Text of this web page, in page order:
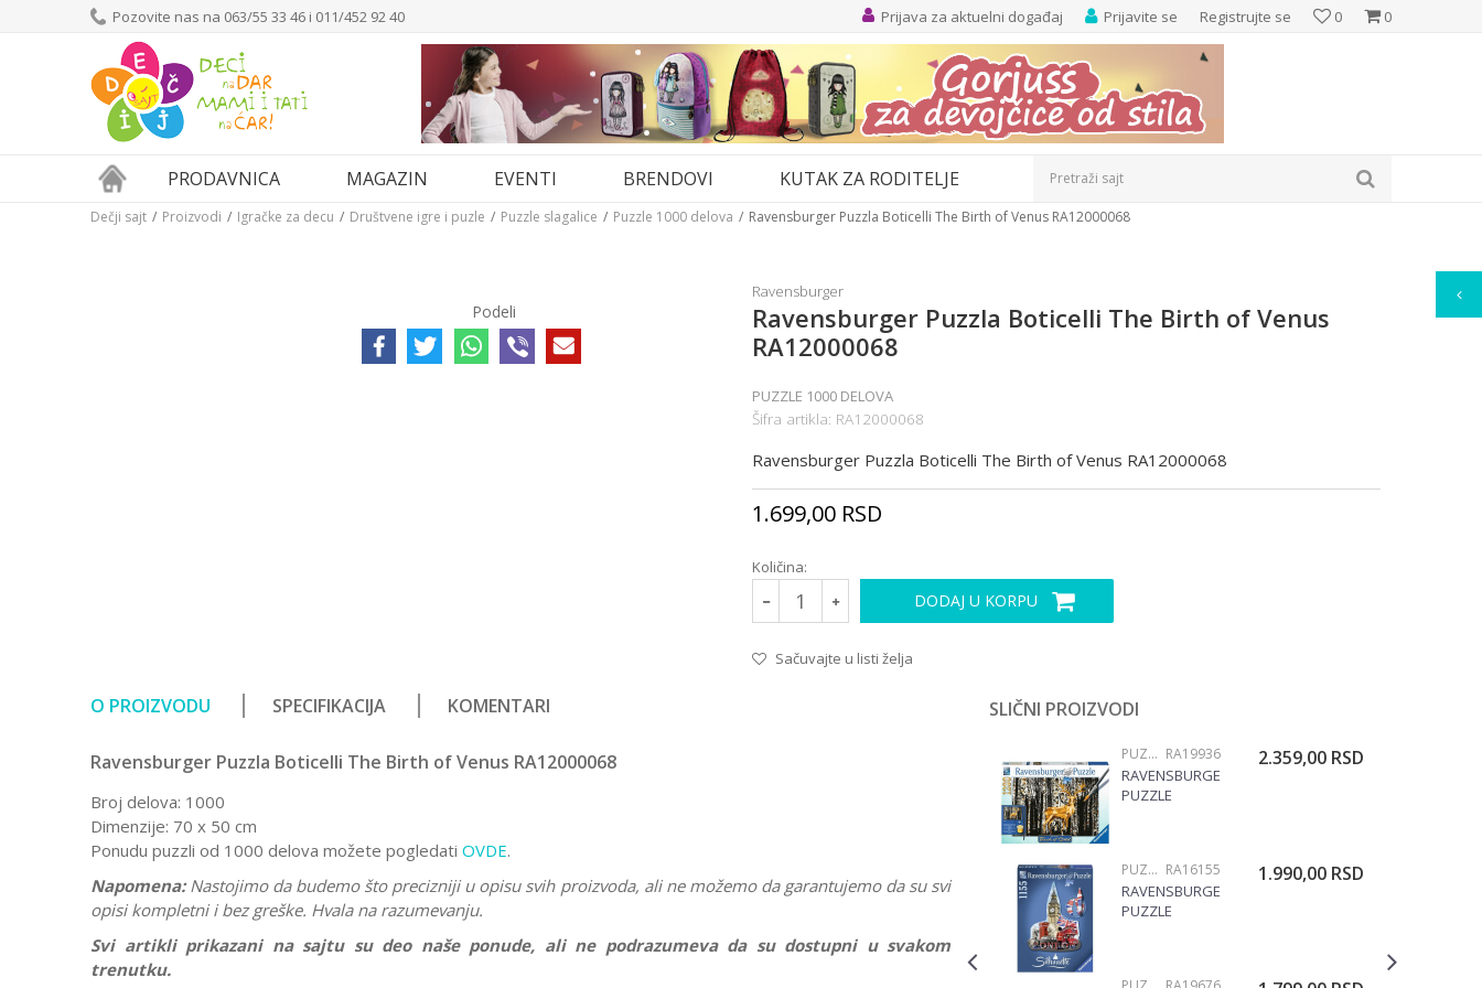
Pozovite nas na 063/55 33 46 i 011/452 92 40 0
0
Prijavite se Registrujte se
Prijava za aktuelni događaj
PRODAVNICA MAGAZIN EVENTI BRENDOVI KUTAK ZA RODITELJE Pretraži sajt
Dečji sajt Proizvodi Igračke za decu Društvene igre i puzle Puzzle slagalice Puzzle 1000 delova Ravensburger Puzzla Boticelli The Birth of Venus RA12000068
Podeli
Ravensburger
Ravensburger Puzzla Boticelli The Birth of Venus
RA12000068
PUZZLE 1000 DELOVA
Šifra artikla: RA12000068
Ravensburger Puzzla Boticelli The Birth of Venus RA12000068
1.699,00 RSD
Količina:
DODAJ U KORPU
Sačuvajte u listi želja
O PROIZVODU SPECIFIKACIJA KOMENTARI
Ravensburger Puzzla Boticelli The Birth of Venus RA12000068
Broj delova: 1000
Dimenzije: 70 x 50 cm
Ponudu puzzli od 1000 delova možete pogledati OVDE.
Napomena: Nastojimo da budemo što precizniji u opisu svih proizvoda, ali ne možemo da garantujemo da su svi
opisi kompletni i bez greške. Hvala na razumevanju.
Svi artikli prikazani na sajtu su deo naše ponude, ali ne podrazumeva da su dostupni u svakom
trenutku.
SLIČNI PROIZVODI
RA19432
RAVENSBURGER
PUZZLE 1000 DELOVA RA19936
RAVENSBURGER
PUZZLE
2.359,00 RSD
PUZZLE 1000 DELOVA RA16155
RAVENSBURGER
PUZZLE
1.990,00 RSD